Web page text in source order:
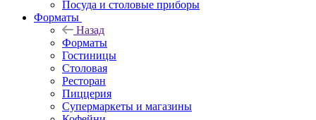
Посуда и столовые приборы
Форматы
Назад
Форматы
Гостиницы
Столовая
Ресторан
Пиццерия
Супермаркеты и магазины